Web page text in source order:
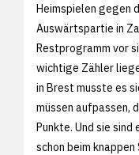
Heimspielen gegen
Auswärtspartie in
Restprogramm vor
wichtige Zähler
in Brest musste es
müssen aufpassen,
Punkte. Und sie
schon beim